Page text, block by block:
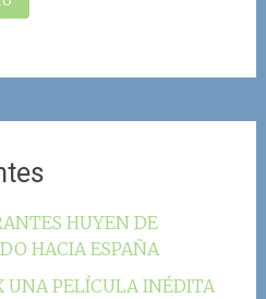
HUYEN DE
HACIA ESPAÑA
UNA PELÍCULA INÉDITA